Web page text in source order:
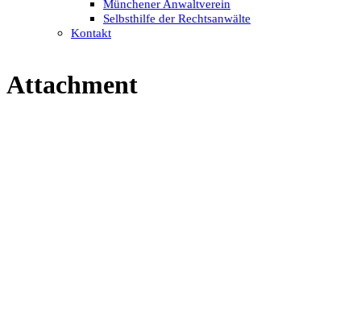
Münchener Anwaltverein
Selbsthilfe der Rechtsanwälte
Kontakt
Attachment